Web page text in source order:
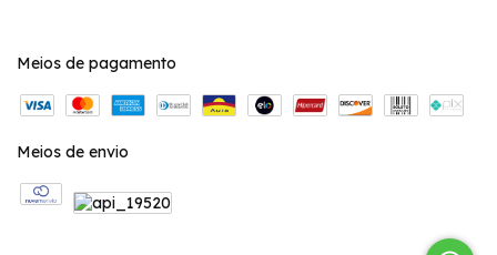
Meios de pagamento
Meios de envio